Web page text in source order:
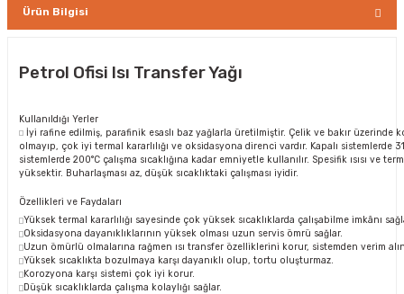
Ürün Bilgisi
Petrol Ofisi Isı Transfer Yağı
Kullanıldığı Yerler
İyi rafine edilmiş, parafinik esaslı baz yağlarla üretilmiştir. Çelik ve bakır üzerinde
olmayıp, çok iyi termal kararlılığı ve oksidasyona direnci vardır. Kapalı sistemlerde
sistemlerde 200°C çalışma sıcaklığına kadar emniyetle kullanılır. Spesifik ısısı ve
yüksektir. Buharlaşması az, düşük sıcaklıktaki çalışması iyidir.
Özellikleri ve Faydaları
Yüksek termal kararlılığı sayesinde çok yüksek sıcaklıklarda çalışabilme imkânı
Oksidasyona dayanıklıklarının yüksek olması uzun servis ömrü sağlar.
Uzun ömürlü olmalarına rağmen ısı transfer özelliklerini korur, sistemden verim
Yüksek sıcaklıkta bozulmaya karşı dayanıklı olup, tortu oluşturmaz.
Korozyona karşı sistemi çok iyi korur.
Düşük sıcaklıklarda çalışma kolaylığı sağlar.